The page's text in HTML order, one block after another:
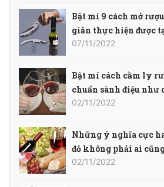
Bật mí 9 cách mở
giản thực hiện được
07/11/2022
Bật mí cách cầm ly
chuẩn sành điệu như
02/11/2022
Những ý nghĩa cực
đỏ không phải ai
02/11/2022